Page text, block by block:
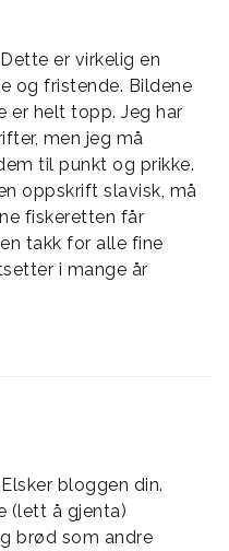
er virkelig en
og fristende. Bildene
er helt topp. Jeg har
men jeg må
til punkt og prikke.
oppskrift slavisk, må
fiskeretten får
takk for alle fine
i mange år
bloggen din.
(lett å gjenta)
brød som andre